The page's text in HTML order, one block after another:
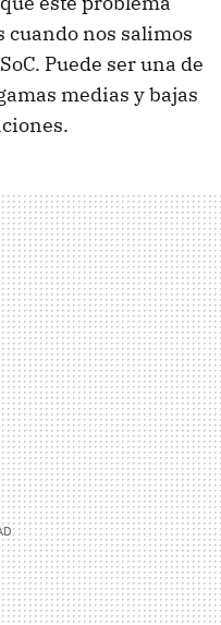
cuando nos salimos
Puede ser una de
medias y bajas